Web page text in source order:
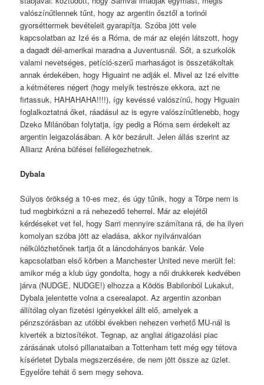
valószínűtlennek tűnt, hogy az argentin ősztől a torinói
gyorséttermek bevételeit gyarapítja. Szóba jött vele
kapcsolatban az Izé és a Róma, de már az elején látszott, hogy
a dagadt dél-amerikai maradna a Juventusnál. Sőt, a szurkolók
valami nevetséges, petíció-szerű marhaságot is összetákoltak
annak érdekében, hogy Higuaint ne adják el. Mivel az Izé elvitte
a kétméteres négert (hogy melyik testrésze ekkora, azt ne
firtassuk, HAHAHAHA!!!!), így kevéssé valószínű, hogy Higuain
foglalkoztatná őket, ráadásul az is egyre valószínűtlenebb, hogy
Dzeko Milánóban folytatja, így pedig a Róma sem érdekelt az
argentin leigazolásában. A kör bezárult. Jelen állás szerint az
Allianz Aréna büfései fellélegezhetnek.
Dybala
Súlyos örökség a 10-es mez, és úgy tűnik, hogy a Törpe nem is
tud megbirkózni a rá nehezedő teherrel. Már az elejétől
kérdéseket vet fel, hogy Sarri mennyire számítana rá, de ha ilyen
komolyan szóba jött az eladása, akkor nyilvánvalóan
nélkülözhetőnek tartja őt a láncdohányos bankár. Vele
kapcsolatban első körben a Manchester United neve merült fel:
amikor még a klub úgy gondolta, hogy a női drukkerek kedvében
járva (NUDGE, NUDGE!) elhozza a Ködös Babilonból Lukakut,
Dybala jelentette volna a cserealapot. Az argentin azonban
állítólag olyan fizetési igényekkel állt elő, amelyek a
pénzszórásban az utóbbi években nehezen verhető MU-nál is
kiverték a biztosítékot. Tegnap, az angliai átigazolási piac
zárásának utolsó pillanataiban a Tottenham tett még egy tétova
kísérletet Dybala megszerzésére, de nem jött össze az üzlet.
Egyelőre tehát ő sem megy sehova.